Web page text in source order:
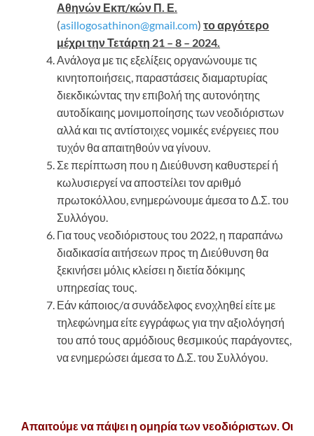
Αθηνών Εκπ/κών Π. Ε.
(asillogosathinon@gmail.com) το αργότερο
μέχρι την Τετάρτη 21 – 8 – 2024.
Ανάλογα με τις εξελίξεις οργανώνουμε τις
κινητοποιήσεις, παραστάσεις διαμαρτυρίας
διεκδικώντας την επιβολή της αυτονόητης
αυτοδίκαιης μονιμοποίησης των νεοδιόριστων
αλλά και τις αντίστοιχες νομικές ενέργειες που
τυχόν θα απαιτηθούν να γίνουν.
Σε περίπτωση που η Διεύθυνση καθυστερεί ή
κωλυσιεργεί να αποστείλει τον αριθμό
πρωτοκόλλου, ενημερώνουμε άμεσα το Δ.Σ. του
Συλλόγου.
Για τους νεοδιόριστους του 2022, η παραπάνω
διαδικασία αιτήσεων προς τη Διεύθυνση θα
ξεκινήσει μόλις κλείσει η διετία δόκιμης
υπηρεσίας τους.
Εάν κάποιος/α συνάδελφος ενοχληθεί είτε με
τηλεφώνημα είτε εγγράφως για την αξιολόγησή
του από τους αρμόδιους θεσμικούς παράγοντες,
να ενημερώσει άμεσα το Δ.Σ. του Συλλόγου.
Απαιτούμε να πάψει η ομηρία των νεοδιόριστων. Οι